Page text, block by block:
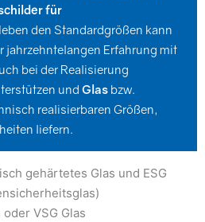
für
den Standardgrößen kann
jahrzehntelangen Erfahrung mit
bei der Realisierung
und Glas bzw.
realisierbaren Größen,
liefern.
gehärtetes Glas und ESG
VSG Glas